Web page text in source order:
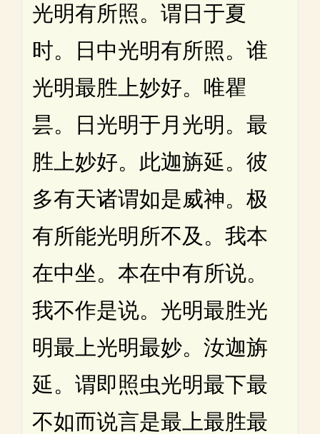
光明有所照。谓日于夏
时。日中光明有所照。谁
光明最胜上妙好。唯瞿
昙。日光明于月光明。最
胜上妙好。此迦旃延。彼
多有天诸谓如是威神。极
有所能光明所不及。我本
在中坐。本在中有所说。
我不作是说。光明最胜光
明最上光明最妙。汝迦旃
延。谓即照虫光明最下最
不如而说言是最上最胜最